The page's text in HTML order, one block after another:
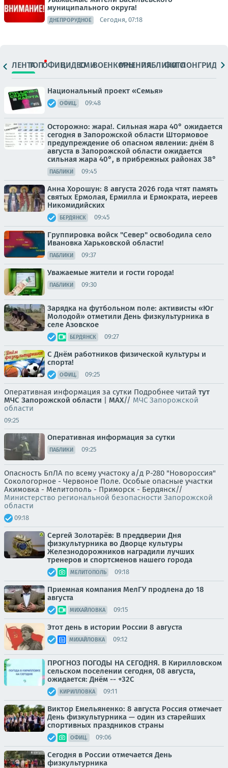
муниципального округа!
ДНЕПРОРУДНОЕ Сегодня, 07:18
ЛЕНТАТОПОФИЦ.ВИДЕОСМИВОЕНКОРЫМНЕНИЯПАБЛИКИ
ФОТОЛОНГРИДЫ
Национальный проект «Семья»
ОФИЦ. 09:48
Осторожно: жара!. Сильная жара 40° ожидается
сегодня в Запорожской области Штормовое
предупреждение об опасном явлении: днём 8
августа в Запорожской области ожидается
сильная жара 40°, в прибрежных районах 38°
ПАБЛИКИ 09:45
Анна Хорошун: 8 августа 2026 года чтят память
святых Ермолая, Ермилла и Ермократа, иереев
Никомидийских
БЕРДЯНСК 09:45
Группировка войск "Север" освободила село
Ивановка Харьковской области!
ПАБЛИКИ 09:37
Уважаемые жители и гости города!
ПАБЛИКИ 09:30
Зарядка на футбольном поле: активисты «Юг
Молодой» отметили День физкультурника в
селе Азовское
БЕРДЯНСК 09:27
С Днём работников физической культуры и
спорта!
ОФИЦ. 09:25
Оперативная информация за сутки Подробнее читай тут
МЧС Запорожской области | MAX// МЧС Запорожской
области
09:25
Оперативная информация за сутки
ПАБЛИКИ 09:25
Опасность БпЛА по всему участоку а/д Р-280 "Новороссия"
Сокологорное - Червоное Поле. Особые опасные участки
Акимовка - Мелитополь - Приморск - Бердянск//
Министерство региональной безопасности Запорожской
области
09:18
Сергей Золотарёв: В преддверии Дня
физкультурника во Дворце культуры
Железнодорожников наградили лучших
тренеров и спортсменов нашего города
МЕЛИТОПОЛЬ 09:18
Приемная компания МелГУ продлена до 18
августа
МИХАЙЛОВКА 09:15
Этот день в истории России 8 августа
МИХАЙЛОВКА 09:12
ПРОГНОЗ ПОГОДЫ НА СЕГОДНЯ. В Кирилловском
сельском поселении сегодня, 08 августа,
ожидается: Днём -- +32С
КИРИЛЛОВКА 09:11
Виктор Емельяненко: 8 августа Россия отмечает
День физкультурника — один из старейших
спортивных праздников страны
ОФИЦ. 09:06
Сегодня в России отмечается День
физкультурника